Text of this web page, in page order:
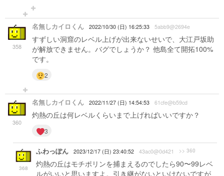
358
名無しカイロくん 2022/10/30 (日) 16:25:33 5abb9@2694e
すずしい洞窟のレベル上げが出来ないせいで、大江戸坂助
が解放できません。バグでしょうか？ 他島全て開拓100%
です。
2
360
名無しカイロくん 2022/11/27 (日) 14:54:53 61cfe@b59cd
灼熱の丘は何レベルくらいまで上げればいいですか？
3
368
ふわっぽん 2023/12/17 (日) 23:40:52 43ac0@0d421 >> 360
灼熱の丘はモチポリンを捕まえるのでしたら90〜99レベ
ルがいいと思いますよ。引き継がないといけないですが